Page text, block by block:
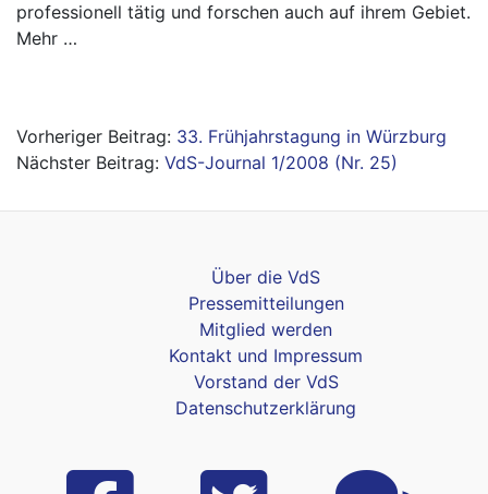
professionell tätig und forschen auch auf ihrem Gebiet.
Mehr …
Beitragsnavigation33. Frühjahrstagung in Würzburg
VdS-Journal 1/2008 (Nr. 25)
Über die VdS
Pressemitteilungen
Mitglied werden
Kontakt und Impressum
Vorstand der VdS
Datenschutzerklärung